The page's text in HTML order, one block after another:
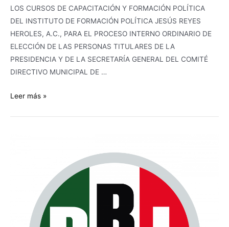
LOS CURSOS DE CAPACITACIÓN Y FORMACIÓN POLÍTICA
DEL INSTITUTO DE FORMACIÓN POLÍTICA JESÚS REYES
HEROLES, A.C., PARA EL PROCESO INTERNO ORDINARIO DE
ELECCIÓN DE LAS PERSONAS TITULARES DE LA
PRESIDENCIA Y DE LA SECRETARÍA GENERAL DEL COMITÉ
DIRECTIVO MUNICIPAL DE …
ESTATUTARIO
Leer más »